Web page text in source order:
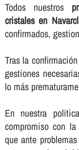
Todos nuestros
cristales en
confirmados,
Tras la
gestiones
lo más
En nuestra
compromiso con
que ante